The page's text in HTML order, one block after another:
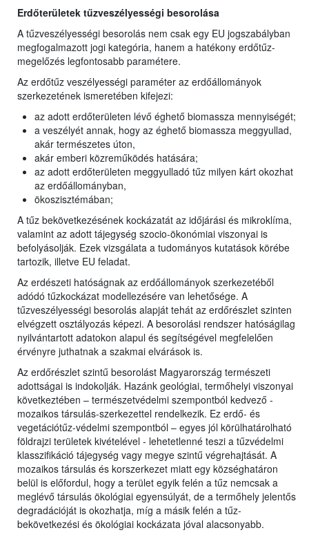
Erdőterületek tűzveszélyességi besorolása
A tűzveszélyességi besorolás nem csak egy EU jogszabályban
megfogalmazott jogi kategória, hanem a hatékony erdőtűz-
megelőzés legfontosabb paramétere.
Az erdőtűz veszélyességi paraméter az erdőállományok
szerkezetének ismeretében kifejezi:
az adott erdőterületen lévő éghető biomassza mennyiségét;
a veszélyét annak, hogy az éghető biomassza meggyullad,
akár természetes úton,
akár emberi közreműködés hatására;
az adott erdőterületen meggyulladó tűz milyen kárt okozhat
az erdőállományban,
ökoszisztémában;
A tűz bekövetkezésének kockázatát az időjárási és mikroklíma,
valamint az adott tájegység szocio-ökonómiai viszonyai is
befolyásolják. Ezek vizsgálata a tudományos kutatások körébe
tartozik, illetve EU feladat.
Az erdészeti hatóságnak az erdőállományok szerkezetéből
adódó tűzkockázat modellezésére van lehetősége. A
tűzveszélyességi besorolás alapját tehát az erdőrészlet szinten
elvégzett osztályozás képezi. A besorolási rendszer hatóságilag
nyilvántartott adatokon alapul és segítségével megfelelően
érvényre juthatnak a szakmai elvárások is.
Az erdőrészlet szintű besorolást Magyarország természeti
adottságai is indokolják. Hazánk geológiai, termőhelyi viszonyai
következtében – természetvédelmi szempontból kedvező -
mozaikos társulás-szerkezettel rendelkezik. Ez erdő- és
vegetációtűz-védelmi szempontból – egyes jól körülhatárolható
földrajzi területek kivételével - lehetetlenné teszi a tűzvédelmi
klasszifikáció tájegység vagy megye szintű végrehajtását. A
mozaikos társulás és korszerkezet miatt egy községhatáron
belül is előfordul, hogy a terület egyik felén a tűz nemcsak a
meglévő társulás ökológiai egyensúlyát, de a termőhely jelentős
degradációját is okozhatja, míg a másik felén a tűz-
bekövetkezési és ökológiai kockázata jóval alacsonyabb.